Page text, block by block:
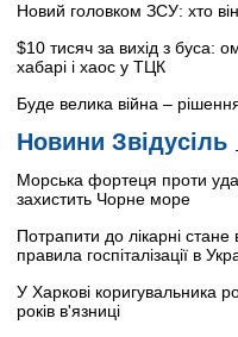
Новий головком ЗСУ: хто
$10 тисяч за вихід з буса:
хабарі і хаос у ТЦК
Буде велика війна –
Новини Звідусіль
Морська фортеця проти
захистить Чорне море
Потрапити до лікарні
правила госпіталізації в
У Харкові коригувальника
років в'язниці